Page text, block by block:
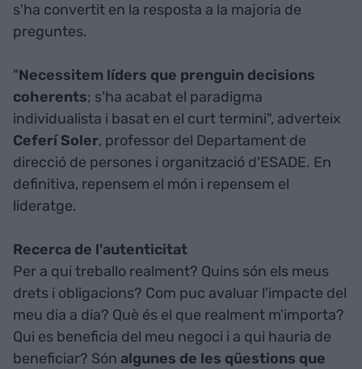
s'ha convertit en la resposta a la majoria de
preguntes.
"Necessitem líders que prenguin decisions
coherents; s'ha acabat el paradigma
individualista i basat en el curt termini", adverteix
Ceferí Soler, professor del Departament de
direcció de persones i organització d'ESADE. En
definitiva, repensem el món i repensem el
lideratge.
Recerca de l'autenticitat
Per a qui treballo realment? Quins són els meus
drets i obligacions? Com puc avaluar l'impacte del
meu dia a dia? Què és el que realment m'importa?
Qui es beneficia del meu negoci i a qui hauria de
beneficiar? Són algunes de les qüestions que